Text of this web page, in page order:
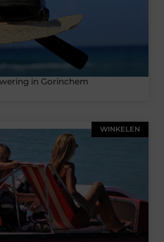
in Gorinchem
WINKELEN